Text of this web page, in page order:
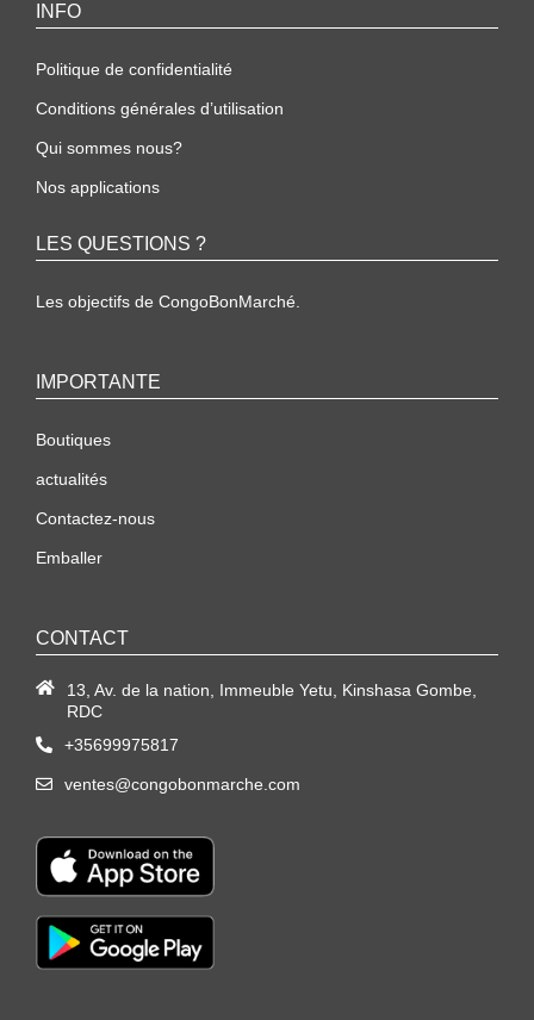
INFO
Politique de confidentialité
Conditions générales d’utilisation
Qui sommes nous?
Nos applications
LES QUESTIONS ?
Les objectifs de CongoBonMarché.
IMPORTANTE
Boutiques
actualités
Contactez-nous
Emballer
CONTACT
13, Av. de la nation, Immeuble Yetu, Kinshasa Gombe,
RDC
+35699975817
ventes@congobonmarche.com